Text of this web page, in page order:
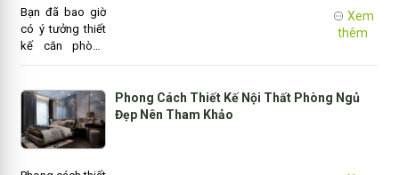
Bạn đã bao giờ
có ý tưởng thiết
kế căn phòng
với các nhân vật
thích của bé
chưa?. Bài viết
dưới đây sẽ gợi
ý cho bạn một
Xem
thêm
Phong Cách Thiết Kế Nội Thất Phòng Ngủ
Đẹp Nên Tham Khảo